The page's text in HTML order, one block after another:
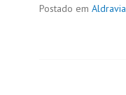
Postado em Aldravia